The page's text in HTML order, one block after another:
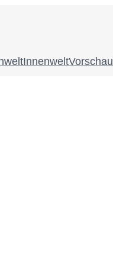
InnenweltVorschau